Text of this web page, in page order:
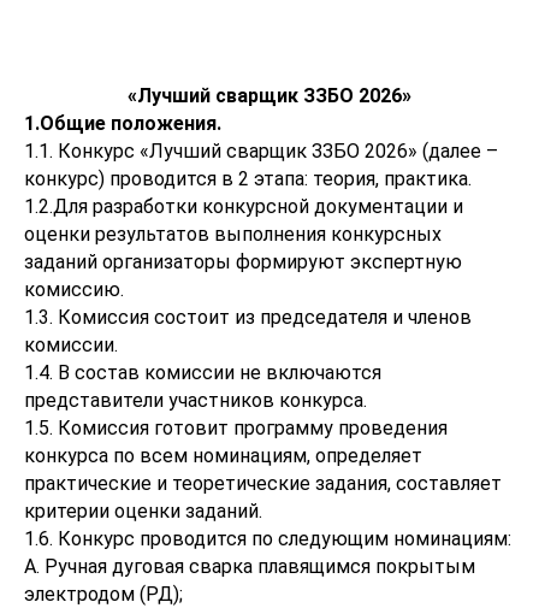
«Лучший сварщик ЗЗБО 2026»
1.Общие положения.
1.1. Конкурс «Лучший сварщик ЗЗБО 2026» (далее –
конкурс) проводится в 2 этапа: теория, практика.
1.2.Для разработки конкурсной документации и
оценки результатов выполнения конкурсных
заданий организаторы формируют экспертную
комиссию.
1.3. Комиссия состоит из председателя и членов
комиссии.
1.4. В состав комиссии не включаются
представители участников конкурса.
1.5. Комиссия готовит программу проведения
конкурса по всем номинациям, определяет
практические и теоретические задания, составляет
критерии оценки заданий.
1.6. Конкурс проводится по следующим номинациям:
А. Ручная дуговая сварка плавящимся покрытым
электродом (РД);